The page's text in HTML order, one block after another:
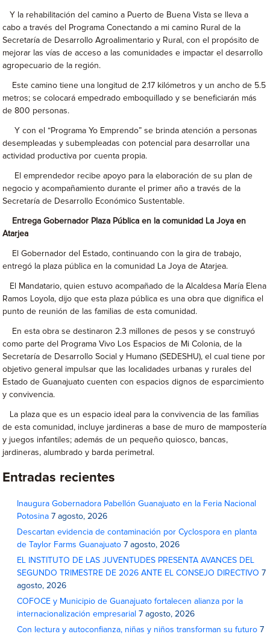
Y la rehabilitación del camino a Puerto de Buena Vista se lleva a
cabo a través del Programa Conectando a mi camino Rural de la
Secretaría de Desarrollo Agroalimentario y Rural, con el propósito de
mejorar las vías de acceso a las comunidades e impactar el desarrollo
agropecuario de la región.
Este camino tiene una longitud de 2.17 kilómetros y un ancho de 5.5
metros; se colocará empedrado emboquillado y se beneficiarán más
de 800 personas.
Y con el “Programa Yo Emprendo” se brinda atención a personas
desempleadas y subempleadas con potencial para desarrollar una
actividad productiva por cuenta propia.
El emprendedor recibe apoyo para la elaboración de su plan de
negocio y acompañamiento durante el primer año a través de la
Secretaría de Desarrollo Económico Sustentable.
Entrega Gobernador Plaza Pública en la comunidad La Joya en
Atarjea
El Gobernador del Estado, continuando con la gira de trabajo,
entregó la plaza pública en la comunidad La Joya de Atarjea.
El Mandatario, quien estuvo acompañado de la Alcaldesa María Elena
Ramos Loyola, dijo que esta plaza pública es una obra que dignifica el
punto de reunión de las familias de esta comunidad.
En esta obra se destinaron 2.3 millones de pesos y se construyó
como parte del Programa Vivo Los Espacios de Mi Colonia, de la
Secretaría de Desarrollo Social y Humano (SEDESHU), el cual tiene por
objetivo general impulsar que las localidades urbanas y rurales del
Estado de Guanajuato cuenten con espacios dignos de esparcimiento
y convivencia.
La plaza que es un espacio ideal para la convivencia de las familias
de esta comunidad, incluye jardineras a base de muro de mampostería
y juegos infantiles; además de un pequeño quiosco, bancas,
jardineras, alumbrado y barda perimetral.
Entradas recientes
Inaugura Gobernadora Pabellón Guanajuato en la Feria Nacional
Potosina 7 agosto, 2026
Descartan evidencia de contaminación por Cyclospora en planta
de Taylor Farms Guanajuato 7 agosto, 2026
EL INSTITUTO DE LAS JUVENTUDES PRESENTA AVANCES DEL
SEGUNDO TRIMESTRE DE 2026 ANTE EL CONSEJO DIRECTIVO 7
agosto, 2026
COFOCE y Municipio de Guanajuato fortalecen alianza por la
internacionalización empresarial 7 agosto, 2026
Con lectura y autoconfianza, niñas y niños transforman su futuro 7